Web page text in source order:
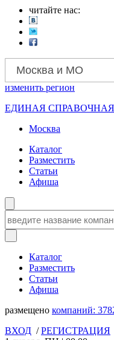
читайте нас:
Москва и МО
изменить регион
ЕДИНАЯ СПРАВОЧНАЯ
Москва
Каталог
Разместить
Статьи
Афиша
Каталог
Разместить
Статьи
Афиша
размещено компаний:
ВХОД /РЕГИСТРАЦИЯ